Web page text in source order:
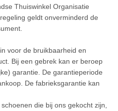
Thuiswinkel Organisatie
geldt onverminderd de
voor de bruikbaarheid en
Bij een gebrek kan er beroep
garantie. De garantieperiode
De fabrieksgarantie kan
die bij ons gekocht zijn,